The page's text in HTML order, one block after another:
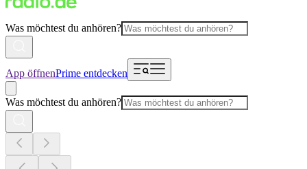
Was möchtest du anhören?
App öffnenPrime entdecken
Was möchtest du anhören?